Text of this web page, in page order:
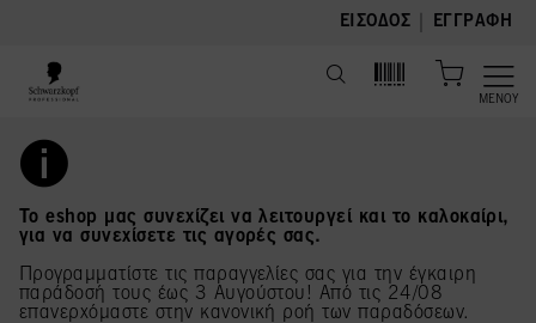
ΕΊΣΟΔΟΣ ΕΓΓΡΑΦΉ
ΜΕΝΟΎ
Το eshop μας συνεχίζει να λειτουργεί και το καλοκαίρι,
για να συνεχίσετε τις αγορές σας.
Προγραμματίστε τις παραγγελίες σας για την έγκαιρη
παράδοσή τους έως 3 Αυγούστου! Από τις 24/08
επανερχόμαστε στην κανονική ροή των παραδόσεων.